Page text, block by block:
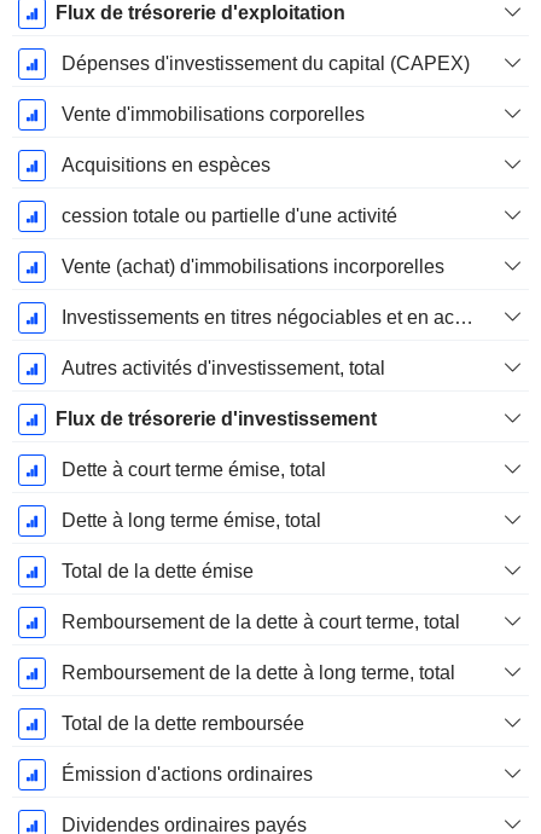
Flux de trésorerie d'exploitation
Dépenses d'investissement du capital (CAPEX)
Vente d'immobilisations corporelles
Acquisitions en espèces
cession totale ou partielle d'une activité
Vente (achat) d'immobilisations incorporelles
Investissements en titres négociables et en actions, total
Autres activités d'investissement, total
Flux de trésorerie d'investissement
Dette à court terme émise, total
Dette à long terme émise, total
Total de la dette émise
Remboursement de la dette à court terme, total
Remboursement de la dette à long terme, total
Total de la dette remboursée
Émission d'actions ordinaires
Dividendes ordinaires payés